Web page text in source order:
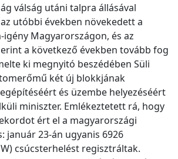
válság utáni talpra állásával
utóbbi években növekedett a
Magyarországon, és az
a következő években tovább fog
ki megnyitó beszédében Süli
két új blokkjának
és üzembe helyezéséért
miniszter. Emlékeztetett rá, hogy
ért el a magyarországi
január 23-án ugyanis 6926
csúcsterhelést regisztráltak.